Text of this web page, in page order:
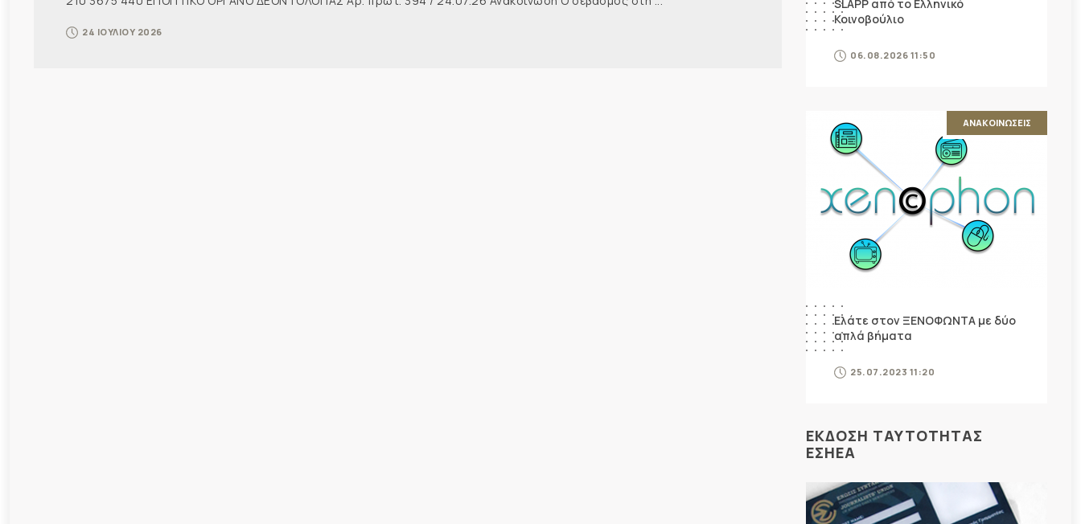
24 ΙΟΥΛΙΟΥ 2026
SLAPP από το Ελληνικό
Κοινοβούλιο
06.08.2026 11:50
ΑΝΑΚΟΙΝΩΣΕΙΣ
Ελάτε στον ΞΕΝΟΦΩΝΤΑ με δύο
απλά βήματα
25.07.2023 11:20
ΕΚΔΟΣΗ ΤΑΥΤΟΤΗΤΑΣ
ΕΣΗΕΑ